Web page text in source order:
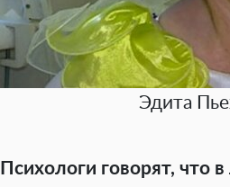
Эдита
Психологи говорят, что